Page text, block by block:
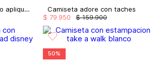
Camiseta estampado aplique color tornasol
Camiseta adore con taches
$ 159.900
$ 79 950
50%